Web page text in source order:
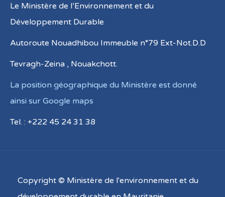
Le Ministère de l’Environnement et du
Développement Durable
Autoroute Nouadhibou Immeuble n°79 Ext-Not.D.D
Tevragh-Zeina , Nouakchott.
La position géographique du Ministère est donné
ainsi sur Google maps
Tel. : +222 45 24 31 38
Copyright © Ministère de l'environnement et du